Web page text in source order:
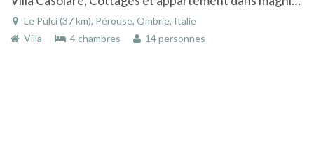
Le Pulci (37 km), Pérouse, Ombrie, Italie
Villa
4 chambres 14 personnes